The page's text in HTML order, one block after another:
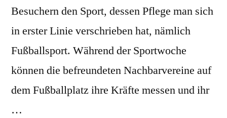
Besuchern den Sport, dessen Pflege man sich
in erster Linie verschrieben hat, nämlich
Fußballsport. Während der Sportwoche
können die befreundeten Nachbarvereine auf
dem Fußballplatz ihre Kräfte messen und ihr
…